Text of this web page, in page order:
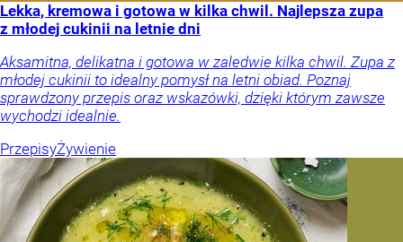
Lekka, kremowa i gotowa w kilka chwil. Najlepsza zupa
z młodej cukinii na letnie dni
Aksamitna, delikatna i gotowa w zaledwie kilka chwil. Zupa z
młodej cukinii to idealny pomysł na letni obiad. Poznaj
sprawdzony przepis oraz wskazówki, dzięki którym zawsze
wychodzi idealnie.
PrzepisyŻywienie